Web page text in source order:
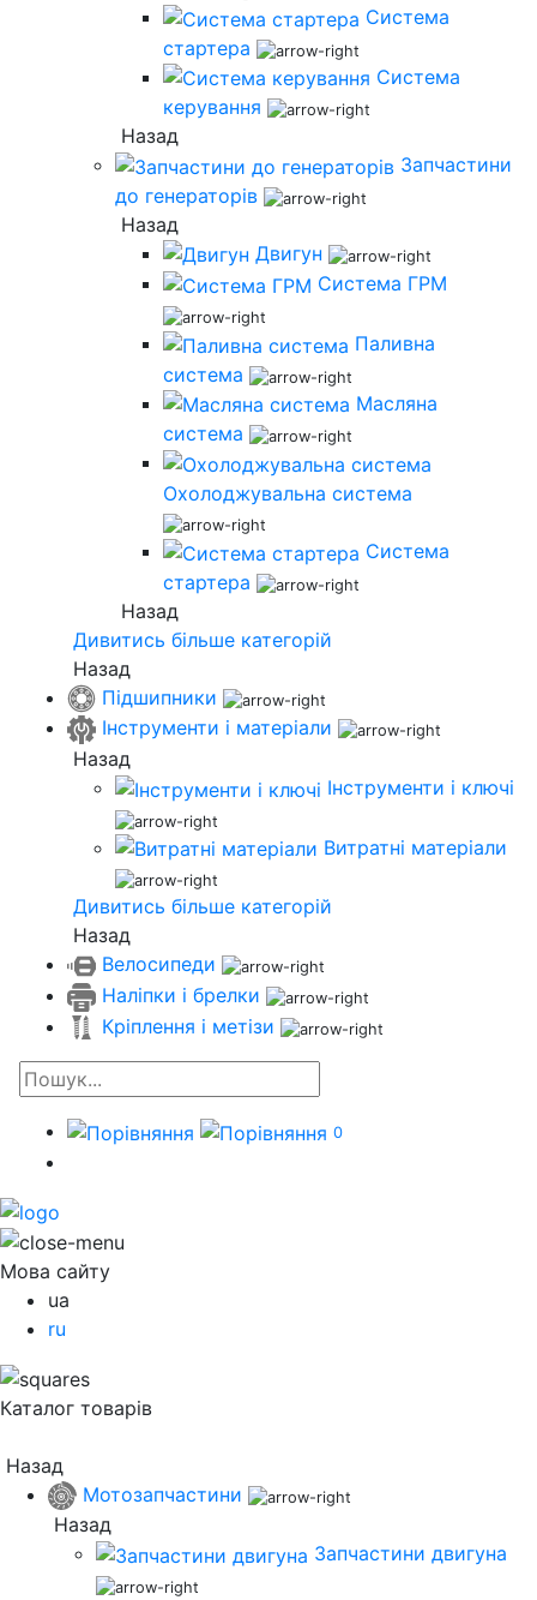
Система
стартера
Система
керування
Назад
Запчастини
до генераторів
Назад
Двигун
Система ГРМ
Паливна
система
Масляна
система
Охолоджувальна система
Система
стартера
Назад
Дивитись більше категорій
Назад
Підшипники
Інструменти і матеріали
Назад
Інструменти і ключі
Витратні матеріали
Дивитись більше категорій
Назад
Велосипеди
Наліпки і брелки
Кріплення і метізи
0
Мова сайту
ua
ru
Каталог товарів
Назад
Мотозапчастини
Назад
Запчастини двигуна